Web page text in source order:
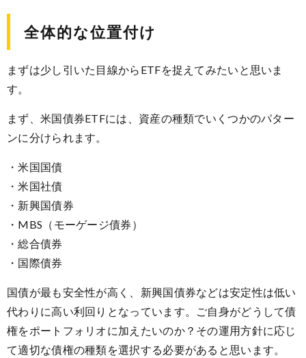
全体的な位置付け
まずは少し引いた目線からETFを捉えてみたいと思いま
す。
まず、米国債券ETFには、資産の種類でいくつかのパター
ンに分けられます。
・米国国債
・米国社債
・新興国債券
・MBS（モーゲージ債券）
・総合債券
・国際債券
国債が最も安全性が高く、新興国債券などは安定性は低い
代わりに高い利回りとなっています。ご自身がどうして債
権をポートフォリオに加えたいのか？その運用方針に応じ
て適切な債権の種類を選択する必要があると思います。